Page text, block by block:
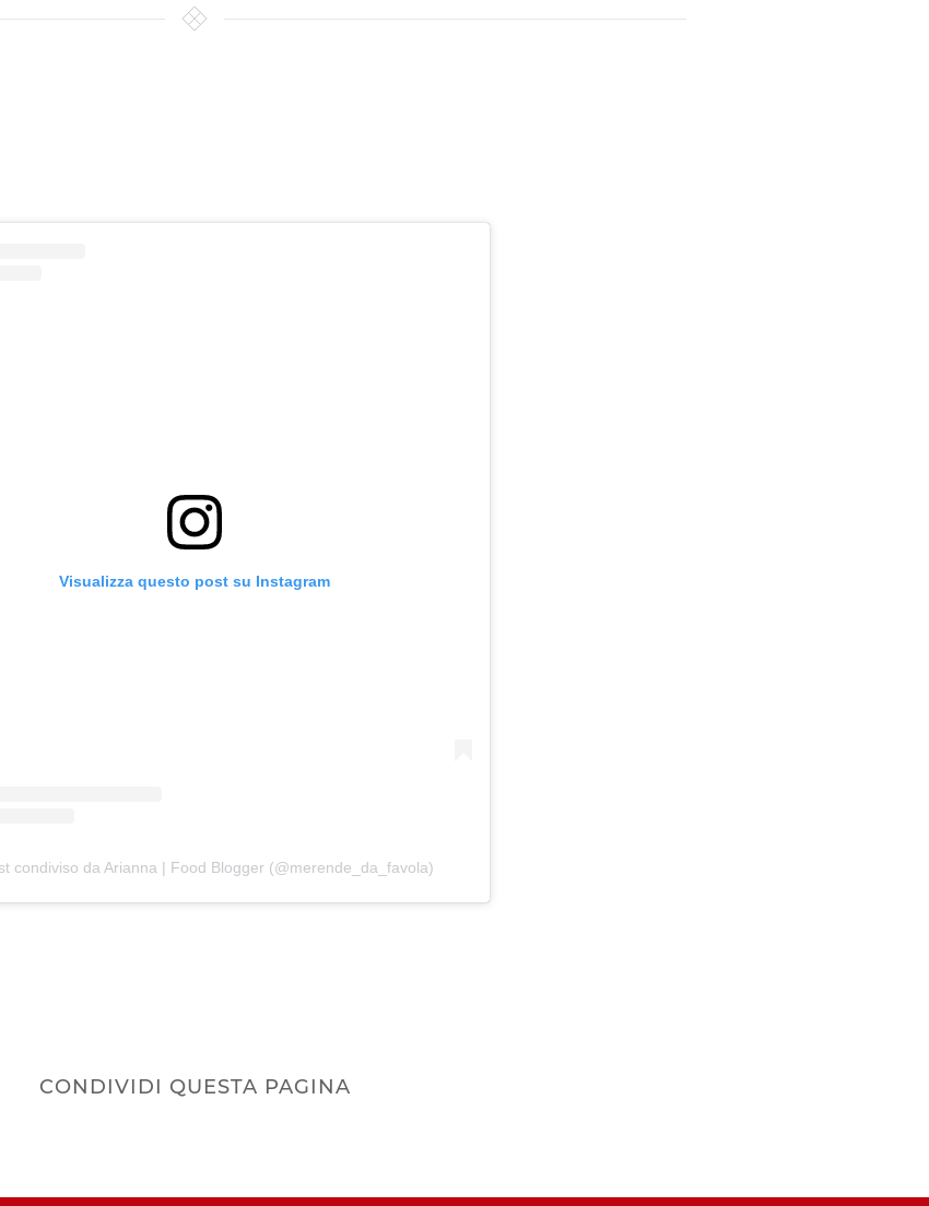
Visualizza questo post su Instagram
condiviso da Arianna | Food Blogger (@merende_da_favola)
CONDIVIDI QUESTA PAGINA